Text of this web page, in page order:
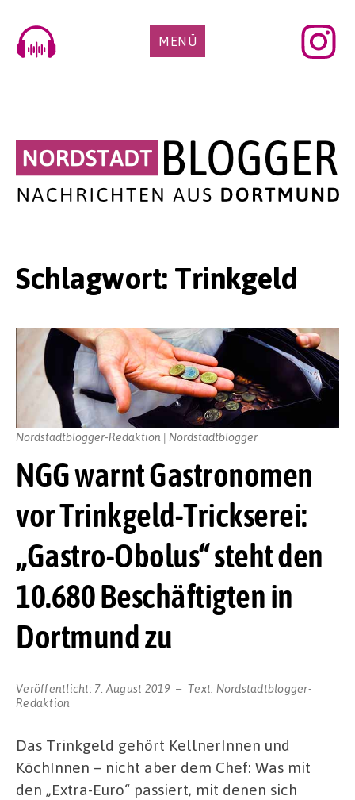
content
MENÜ
Schlagwort: Trinkgeld
NGG warnt Gastronomen
vor Trinkgeld-Trickserei:
„Gastro-Obolus“ steht den
10.680 Beschäftigten in
Dortmund zu
Veröffentlicht: 7. August 2019 Text: Nordstadtblogger-
Redaktion
Nordstadtblogger-Redaktion | Nordstadtblogger
Das Trinkgeld gehört KellnerInnen und
KöchInnen – nicht aber dem Chef: Was mit
den „Extra-Euro“ passiert, mit denen sich